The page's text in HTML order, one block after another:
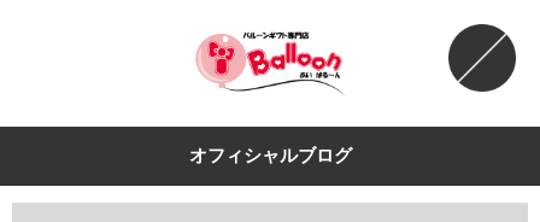
オフィシャルブログ